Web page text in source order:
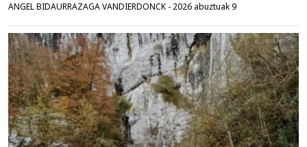
ANGEL BIDAURRAZAGA VANDIERDONCK - 2026 abuztuak 9